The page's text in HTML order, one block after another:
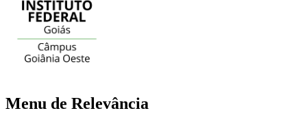
Menu de Relevância